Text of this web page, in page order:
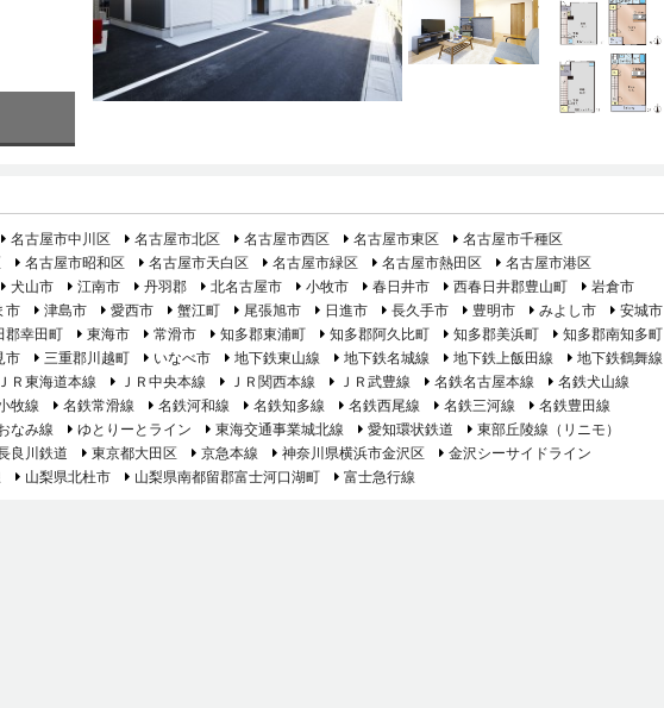
名古屋市中川区 名古屋市北区 名古屋市西区 名古屋市東区
名古屋市千種区
名古屋市昭和区 名古屋市天白区 名古屋市緑区 名古屋市熱田区
名古屋市港区
犬山市 江南市 丹羽郡 北名古屋市 小牧市 春日井市 西春日井郡豊山町
岩倉市
市 津島市 愛西市 蟹江町 尾張旭市 日進市 長久手市 豊明市 みよし市
安城市
郡幸田町 東海市 常滑市 知多郡東浦町 知多郡阿久比町 知多郡美浜町
知多郡南知多町
市 三重郡川越町 いなべ市 地下鉄東山線 地下鉄名城線 地下鉄上飯田線
地下鉄鶴舞線
ＪＲ東海道本線 ＪＲ中央本線 ＪＲ関西本線 ＪＲ武豊線 名鉄名古屋本線
名鉄犬山線
牧線 名鉄常滑線 名鉄河和線 名鉄知多線 名鉄西尾線 名鉄三河線
名鉄豊田線
なみ線 ゆとりーとライン 東海交通事業城北線 愛知環状鉄道
東部丘陵線（リニモ）
良川鉄道 東京都大田区 京急本線 神奈川県横浜市金沢区
金沢シーサイドライン
山梨県北杜市 山梨県南都留郡富士河口湖町 富士急行線